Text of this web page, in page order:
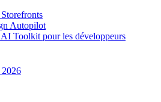
Autopilot
Toolkit pour les développeurs